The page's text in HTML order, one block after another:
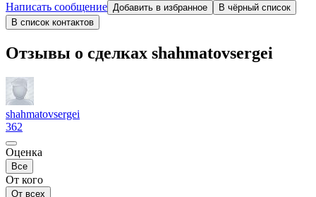
Написать сообщение Добавить в избранное
В чёрный список
В список контактов
Отзывы о сделках shahmatovsergei
shahmatovsergei
362
Оценка
Все
От кого
От всех